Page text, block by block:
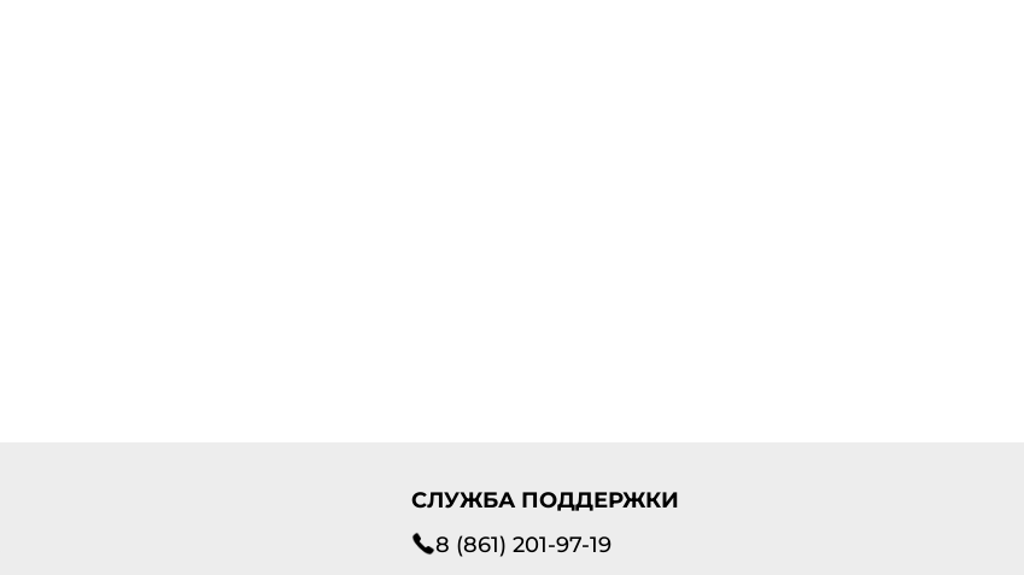
СЛУЖБА ПОДДЕРЖКИ
8 (861) 201-97-19